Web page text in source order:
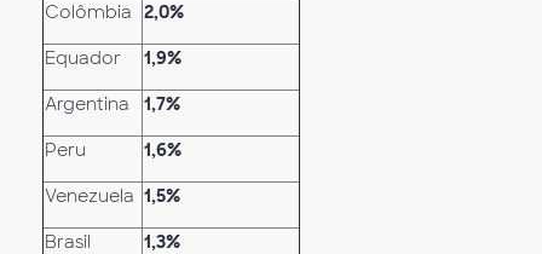
Colômbia 2,0%
Equador 1,9%
Argentina 1,7%
Peru 1,6%
Venezuela 1,5%
Brasil 1,3%